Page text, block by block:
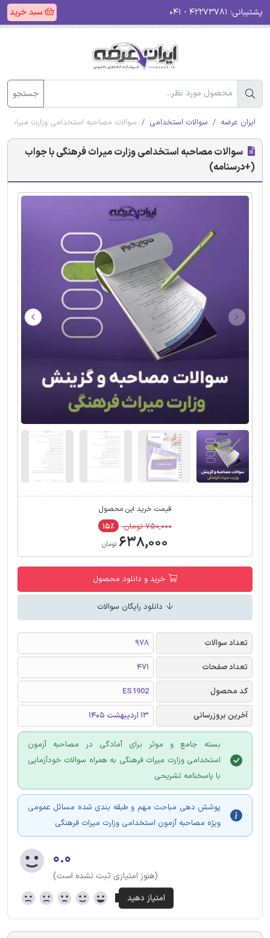
پشتیبانی: سبد خرید
جستجو
ایران عرضه سوالات استخدامی سوالات مصاحبه استخدامی وزارت میراث
سوالات مصاحبه استخدامی وزارت میراث فرهنگی با جواب
(+درسنامه)
قیمت خرید این محصول
۷۵۰,۰۰۰ تومان ۱۵٪
۶۳۸,۰۰۰ تومان
خرید و دانلود محصول
دانلود رایگان سوالات
تعداد سوالات
978
تعداد صفحات
471
کد محصول
ES1902
آخرین بروزرسانی
13 اردیبهشت 1405
بسته جامع و موثر برای آمادگی در مصاحبه آزمون
استخدامی وزارت میراث فرهنگی به همراه سوالات خودآزمایی
با پاسخنامه تشریحی
پوشش دهی مباحث مهم و طبقه بندی شده مسائل عمومی
ویژه مصاحبه آزمون استخدامی وزارت میراث فرهنگی
۰.۰
(هنوز امتیازی ثبت نشده است)